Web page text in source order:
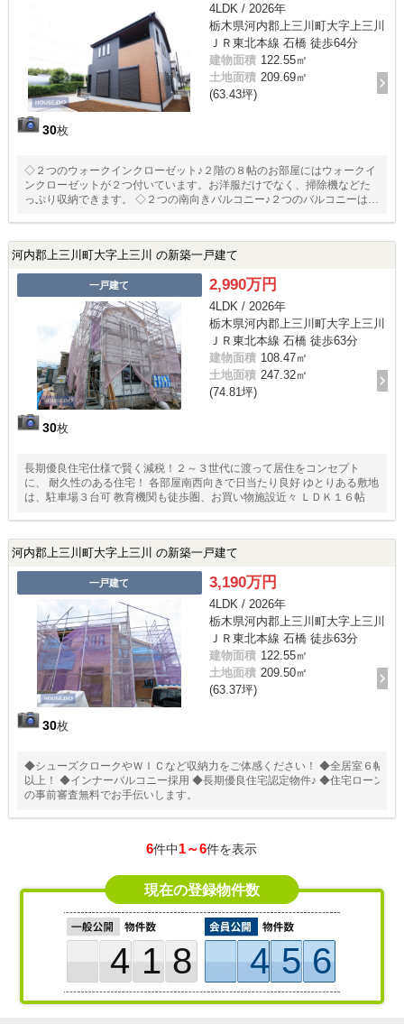
30枚
4LDK / 2026年
栃木県河内郡上三川町大字上三川
ＪＲ東北本線 石橋 徒歩64分
建物面積 122.55㎡
土地面積 209.69㎡
(63.43坪)
◇２つのウォークインクローゼット♪２階の８帖のお部屋にはウォークイ
ンクローゼットが２つ付いています。お洋服だけでなく、掃除機などた
っぷり収納できます。 ◇２つの南向きバルコニー♪２つのバルコニーはご
い和室♪リビングを通らずにアクセスできるので客間としても使えます。
河内郡上三川町大字上三川 の新築一戸建て
一戸建て
30枚
2,990万円
4LDK / 2026年
栃木県河内郡上三川町大字上三川
ＪＲ東北本線 石橋 徒歩63分
建物面積 108.47㎡
土地面積 247.32㎡
(74.81坪)
長期優良住宅仕様で賢く減税！２～３世代に渡って居住をコンセプト
に、 耐久性のある住宅！ 各部屋南西向きで日当たり良好 ゆとりある敷地
は、駐車場３台可 教育機関も徒歩圏、お買い物施設近々 ＬＤＫ１６帖
河内郡上三川町大字上三川 の新築一戸建て
一戸建て
30枚
3,190万円
4LDK / 2026年
栃木県河内郡上三川町大字上三川
ＪＲ東北本線 石橋 徒歩63分
建物面積 122.55㎡
土地面積 209.50㎡
(63.37坪)
◆シューズクロークやＷＩＣなど収納力をご体感ください！ ◆全居室６帖
以上！ ◆インナーバルコニー採用 ◆長期優良住宅認定物件♪ ◆住宅ローン
の事前審査無料でお手伝いします。
6件中1～6件を表示
現在の登録物件数
418 456